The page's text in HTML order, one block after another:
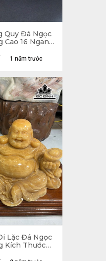
Quy Đá Ngọc
Cao 16 Ngang
1 năm trước
Lặc Đá Ngọc
Kích Thước